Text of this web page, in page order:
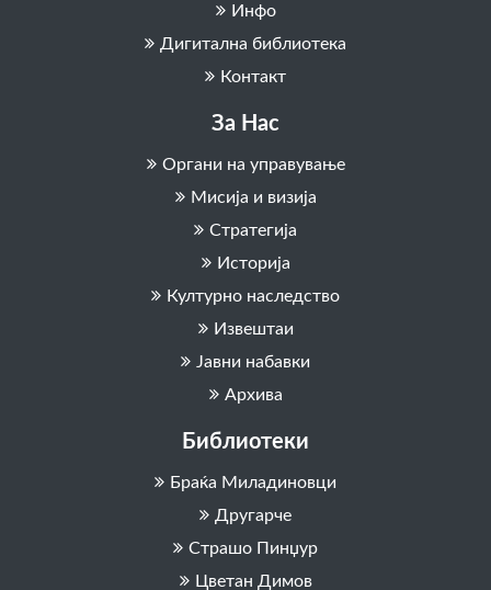
Инфо
Дигитална библиотека
Контакт
За Нас
Органи на управување
Мисија и визија
Стратегија
Историја
Културно наследство
Извештаи
Јавни набавки
Архива
Библиотеки
Браќа Миладиновци
Другарче
Страшо Пинџур
Цветан Димов